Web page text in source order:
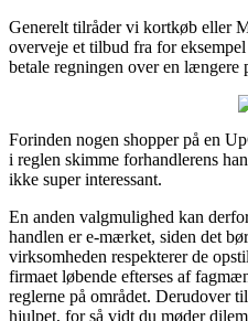
Generelt tilråder vi kortkøb eller
overveje et tilbud fra for
betale regningen over en længere
Forinden nogen shopper på en
i reglen skimme forhandlerens
ikke super interessant.
En anden valgmulighed kan
handlen er e-mærket, siden det
virksomheden respekterer de
firmaet løbende efterses af
reglerne på området. Derudover
hjulpet, for så vidt du møder